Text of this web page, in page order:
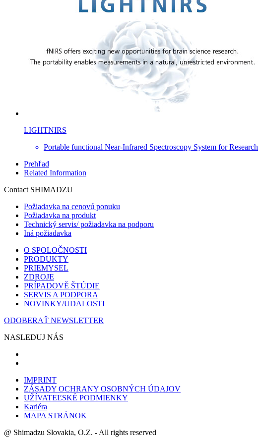
LIGHTNIRS
Portable functional Near-Infrared Spectroscopy System for Research
Prehľad
Related Information
Contact SHIMADZU
Požiadavka na cenovú ponuku
Požiadavka na produkt
Technický servis/ požiadavka na podporu
Iná požiadavka
O SPOLOČNOSTI
PRODUKTY
PRIEMYSEL
ZDROJE
PRÍPADOVĚ ŠTÚDIE
SERVIS A PODPORA
NOVINKY/UDALOSTI
ODOBERAŤ NEWSLETTER
NASLEDUJ NÁS
IMPRINT
ZÁSADY OCHRANY OSOBNÝCH ÚDAJOV
UŽÍVATEĽSKÉ PODMIENKY
Kariéra
MAPA STRÁNOK
@ Shimadzu Slovakia, O.Z. - All rights reserved